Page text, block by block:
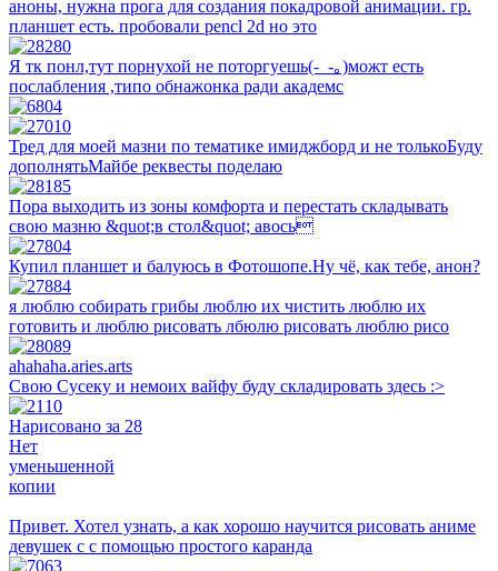
аноны, нужна прога для создания покадровой анимации. гр.
планшет есть. пробовали pencl 2d но это
Я тк понл,тут порнухой не поторгуешь(-_-｡)можт есть
послабления ,типо обнажонка ради академс
Тред для моей мазни по тематике имиджборд и не толькоБуду
дополнятьМайбе реквесты поделаю
Пора выходить из зоны комфорта и перестать складывать
свою мазню &quot;в стол&quot; авось
Купил планшет и балуюсь в Фотошопе.Ну чё, как тебе, анон?
я люблю собирать грибы люблю их чистить люблю их
готовить и люблю рисовать лбюлю рисовать люблю рисо
ahahaha.aries.arts
Свою Сусеку и немоих вайфу буду складировать здесь :>
Нарисовано за 28
Нет
уменьшенной
копии
Привет. Хотел узнать, а как хорошо научится рисовать аниме
девушек с с помощью простого каранда